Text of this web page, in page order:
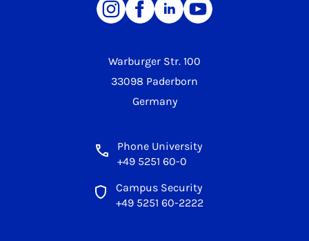
Warburger Str. 100
33098 Paderborn
Germany
Phone University
+49 5251 60-0
Campus Security
+49 5251 60-2222